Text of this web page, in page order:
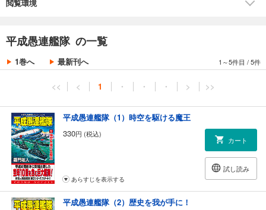
閲覧環境
平成愚連艦隊 の一覧
1巻へ 最新刊へ 1～5件目 /5件
<< < 1 ・ ・ ・ > >>
平成愚連艦隊（1）時空を駆ける魔王
330円 (税込)
カート
試し読み
あらすじを表示する
平成愚連艦隊（2）歴史を我が手に！